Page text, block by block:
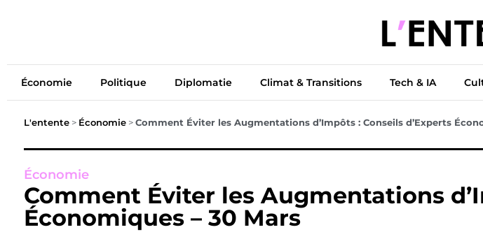
Diplomatie Climat &
Économie Politique Diplomatie Climat & Transitions Tech & IA
L'entente> Économie> Comment Éviter les Augmentations d’Impôts : Conseils d’Experts
Économie
Comment Éviter les Augmentations
Économiques – 30 Mars